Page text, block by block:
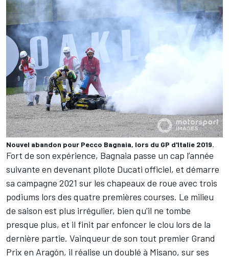
Nouvel abandon pour Pecco Bagnaia, lors du GP d'Italie 2019.
Fort de son expérience, Bagnaia passe un cap l’année
suivante en devenant pilote Ducati officiel, et démarre
sa campagne 2021 sur les chapeaux de roue avec trois
podiums lors des quatre premières courses. Le milieu
de saison est plus irrégulier, bien qu'il ne tombe
presque plus, et il finit par enfoncer le clou lors de la
dernière partie. Vainqueur de son tout premier Grand
Prix en Aragón, il réalise un doublé à Misano, sur ses